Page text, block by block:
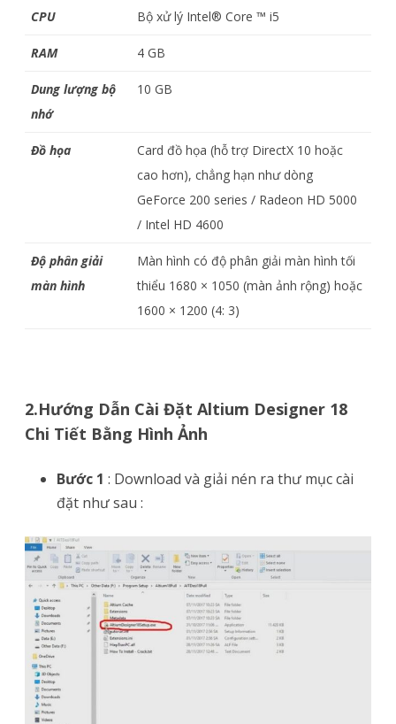
CPU Bộ xử lý Intel® Core ™ i5
RAM 4 GB
Dung lượng bộ
nhớ
10 GB
Đồ họa
Card đồ họa (hỗ trợ DirectX 10 hoặc
cao hơn), chẳng hạn như dòng
GeForce 200 series / Radeon HD 5000
/ Intel HD 4600
Độ phân giải
màn hình
Màn hình có độ phân giải màn hình tối
thiểu 1680 × 1050 (màn ảnh rộng) hoặc
1600 × 1200 (4: 3)
2.Hướng Dẫn Cài Đặt Altium Designer 18
Chi Tiết Bằng Hình Ảnh
Bước 1 : Download và giải nén ra thư mục cài
đặt như sau :